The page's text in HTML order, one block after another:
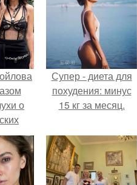
о
и
Супер - диета для
похудения: минус
15 кг за месяц.